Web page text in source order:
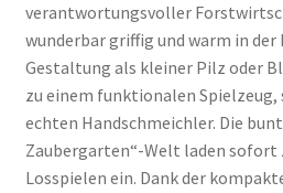
verantwortungsvoller
wunderbar griffig und warm in der
Gestaltung als kleiner Pilz oder
zu einem funktionalen Spielzeug,
echten Handschmeichler. Die
Zaubergarten“-Welt laden sofort
Losspielen ein. Dank der